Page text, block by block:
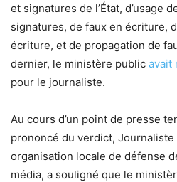
et signatures de l’État, d’usage
signatures, de faux en écriture,
écriture, et de propagation de
dernier, le ministère public avait
pour le journaliste.
Au cours d’un point de presse
prononcé du verdict, Journaliste
organisation locale de défense
média, a souligné que le